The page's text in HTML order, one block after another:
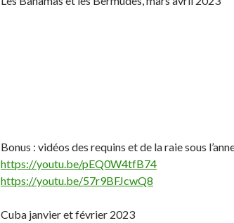
Bonus : vidéos des requins et de la raie sous
https://youtu.be/pEQ0W4tfB74
https://youtu.be/57r9BFJcwQ8
Cuba janvier et février 2023